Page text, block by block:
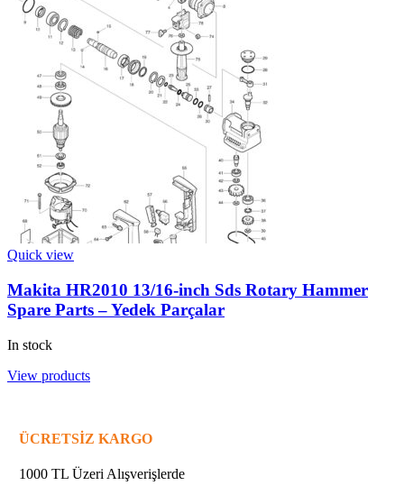
Quick view
Makita HR2010 13/16-inch Sds Rotary Hammer
Spare Parts – Yedek Parçalar
In stock
View products
ÜCRETSİZ KARGO
1000 TL Üzeri Alışverişlerde